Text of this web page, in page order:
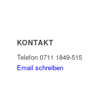
KONTAKT
Telefon 0711 1849-515
Email schreiben